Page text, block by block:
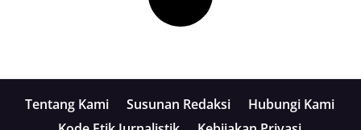
Tentang Kami Susunan Redaksi
Hubungi Kami